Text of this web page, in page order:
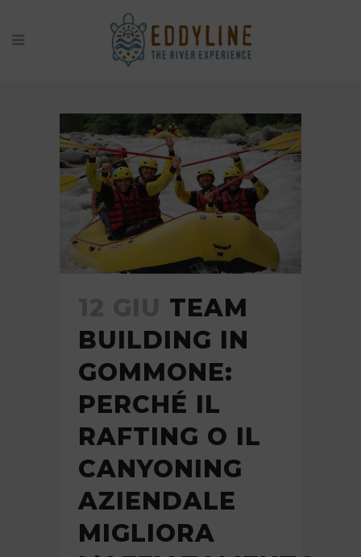
TEAM
BUILDING IN
GOMMONE:
PERCHÉ IL
RAFTING O IL
CANYONING
AZIENDALE
MIGLIORA